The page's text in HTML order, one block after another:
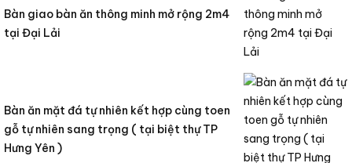
Bàn giao bàn ăn thông minh mở rộng 2m4
tại Đại Lải
Bàn ăn mặt đá tự nhiên kết hợp cùng toen
gỗ tự nhiên sang trọng ( tại biệt thự TP
Hưng Yên )